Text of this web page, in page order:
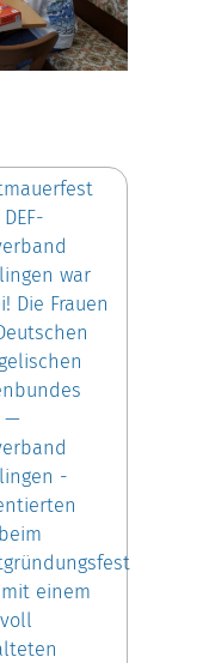
war
Die Frauen
—
-
mit einem